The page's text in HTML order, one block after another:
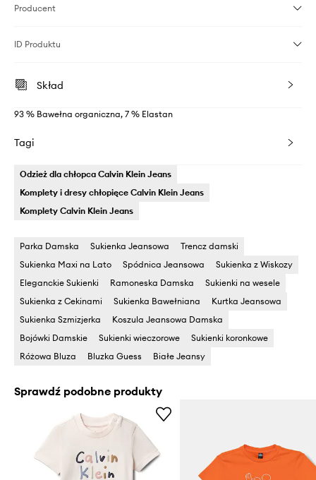
Producent
ID Produktu
Skład
93 % Bawełna organiczna, 7 % Elastan
Tagi
Odzież dla chłopca Calvin Klein Jeans
Komplety i dresy chłopięce Calvin Klein Jeans
Komplety Calvin Klein Jeans
Parka Damska Sukienka Jeansowa
Trencz damski
Sukienka Maxi na Lato
Spódnica Jeansowa
Sukienka z Wiskozy
Eleganckie Sukienki
Ramoneska Damska
Sukienki na wesele
Sukienka z Cekinami
Sukienka Bawełniana
Kurtka Jeansowa
Sukienka Szmizjerka
Koszula Jeansowa Damska
Bojówki Damskie
Sukienki wieczorowe
Sukienki koronkowe
Różowa Bluza
Bluzka Guess Białe Jeansy
Sprawdź podobne produkty